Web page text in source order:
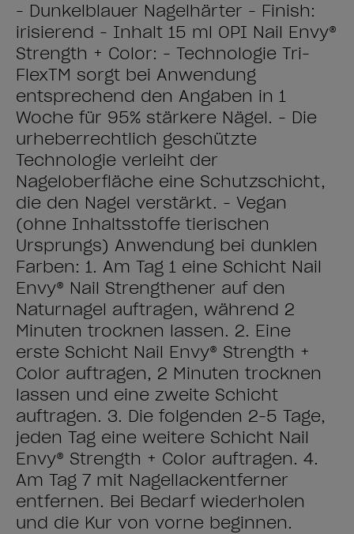
- Dunkelblauer Nagelhärter - Finish:
irisierend - Inhalt 15 ml OPI Nail Envy®
Strength + Color: - Technologie Tri-
FlexTM sorgt bei Anwendung
entsprechend den Angaben in 1
Woche für 95% stärkere Nägel. - Die
urheberrechtlich geschützte
Technologie verleiht der
Nageloberfläche eine Schutzschicht,
die den Nagel verstärkt. - Vegan
(ohne Inhaltsstoffe tierischen
Ursprungs) Anwendung bei dunklen
Farben: 1. Am Tag 1 eine Schicht Nail
Envy® Nail Strengthener auf den
Naturnagel auftragen, während 2
Minuten trocknen lassen. 2. Eine
erste Schicht Nail Envy® Strength +
Color auftragen, 2 Minuten trocknen
lassen und eine zweite Schicht
auftragen. 3. Die folgenden 2-5 Tage,
jeden Tag eine weitere Schicht Nail
Envy® Strength + Color auftragen. 4.
Am Tag 7 mit Nagellackentferner
entfernen. Bei Bedarf wiederholen
und die Kur von vorne beginnen.